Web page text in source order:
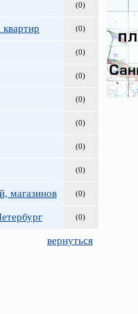
(0)
(0)
(0)
(0)
(0)
(0)
(0)
(0)
магазинов (0)
(0)
вернуться